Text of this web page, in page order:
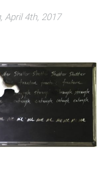
April 4th, 2017